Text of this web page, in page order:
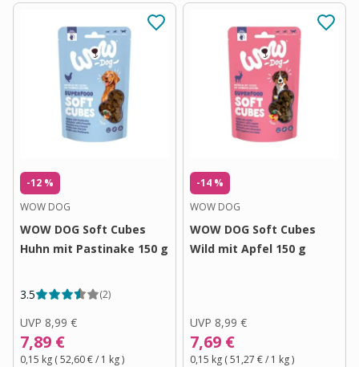
-12 %
WOW DOG
WOW DOG Soft Cubes
Huhn mit Pastinake 150 g
3.5 (2)
UVP 8,99 €
7,89 €
0,15 kg (52,60 €/ 1 kg)
-14 %
WOW DOG
WOW DOG Soft Cubes
Wild mit Apfel 150 g
UVP 8,99 €
7,69 €
0,15 kg (51,27 €/ 1 kg)